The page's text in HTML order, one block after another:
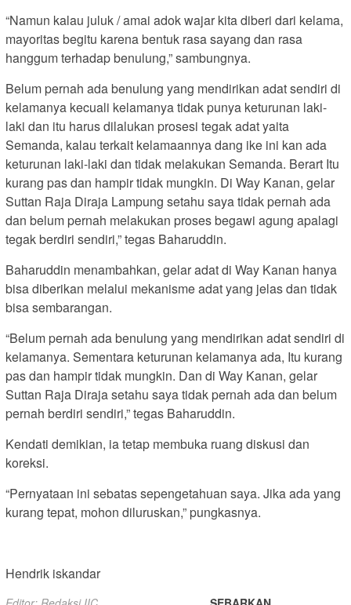
“Namun kalau juluk / amai adok wajar kita diberi dari kelama,
mayoritas begitu karena bentuk rasa sayang dan rasa
hanggum terhadap benulung,” sambungnya.
Belum pernah ada benulung yang mendirikan adat sendiri di
kelamanya kecuali kelamanya tidak punya keturunan laki-
laki dan itu harus dilalukan prosesi tegak adat yaita
Semanda, kalau terkait kelamaannya dang ike ini kan ada
keturunan laki-laki dan tidak melakukan Semanda. Berart Itu
kurang pas dan hampir tidak mungkin. Di Way Kanan, gelar
Suttan Raja Diraja Lampung setahu saya tidak pernah ada
dan belum pernah melakukan proses begawi agung apalagi
tegak berdiri sendiri,” tegas Baharuddin.
Baharuddin menambahkan, gelar adat di Way Kanan hanya
bisa diberikan melalui mekanisme adat yang jelas dan tidak
bisa sembarangan.
“Belum pernah ada benulung yang mendirikan adat sendiri di
kelamanya. Sementara keturunan kelamanya ada, Itu kurang
pas dan hampir tidak mungkin. Dan di Way Kanan, gelar
Suttan Raja Diraja setahu saya tidak pernah ada dan belum
pernah berdiri sendiri,” tegas Baharuddin.
Kendati demikian, ia tetap membuka ruang diskusi dan
koreksi.
“Pernyataan ini sebatas sepengetahuan saya. Jika ada yang
kurang tepat, mohon diluruskan,” pungkasnya.
Hendrik iskandar